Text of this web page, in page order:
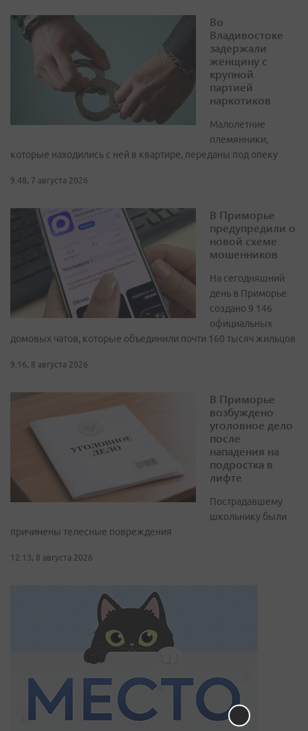
Во
Владивостоке
задержали
женщину с
крупной
партией
наркотиков
Малолетние
племянники,
которые находились с ней в квартире, переданы под опеку
9:48, 7 августа 2026
В Приморье
предупредили о
новой схеме
мошенников
На сегодняшний
день в Приморье
создано 9 146
официальных
домовых чатов, которые объединили почти 160 тысяч жильцов
9:16, 8 августа 2026
В Приморье
возбуждено
уголовное дело
после
нападения на
подростка в
лифте
Пострадавшему
школьнику были
причинены телесные повреждения
12:13, 8 августа 2026